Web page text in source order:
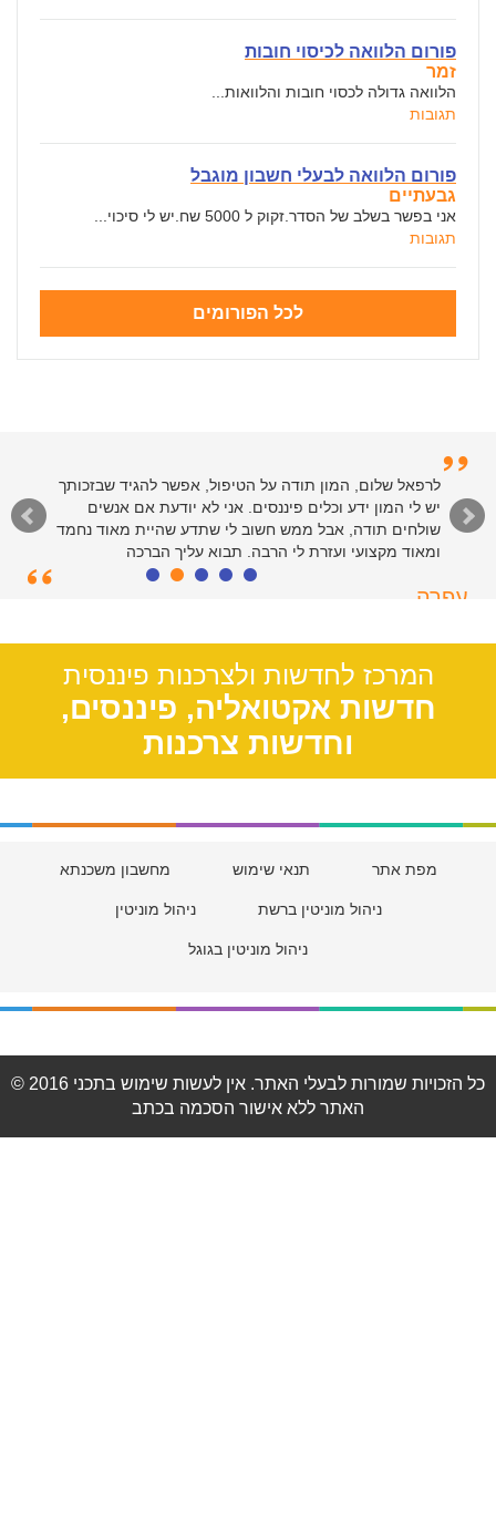
פורום הלוואה לכיסוי חובות
זמר
הלוואה גדולה לכסוי חובות והלוואות...
תגובות
פורום הלוואה לבעלי חשבון מוגבל
גבעתיים
אני בפשר בשלב של הסדר.זקוק ל 5000 שח.יש לי סיכוי...
תגובות
לכל הפורומים
לרפאל שלום, המון תודה על הטיפול, אפשר להגיד שבזכותך
יש לי המון ידע וכלים פיננסים. אני לא יודעת אם אנשים
שולחים תודה, אבל ממש חשוב לי שתדע שהיית מאוד נחמד
ומאוד מקצועי ועזרת לי הרבה. תבוא עליך הברכה
עפרה
המרכז לחדשות ולצרכנות פיננסית
חדשות אקטואליה, פיננסים,
וחדשות צרכנות
מפת אתר תנאי שימוש מחשבון משכנתא
ניהול מוניטין ברשת ניהול מוניטין
ניהול מוניטין בגוגל
© 2016 כל הזכויות שמורות לבעלי האתר. אין לעשות שימוש בתכני
האתר ללא אישור הסכמה בכתב